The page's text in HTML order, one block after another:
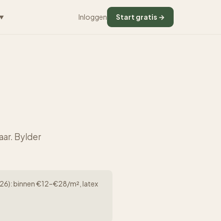
▼ Inloggen Start gratis →
Bylder
binnen €12–€28/m², latex